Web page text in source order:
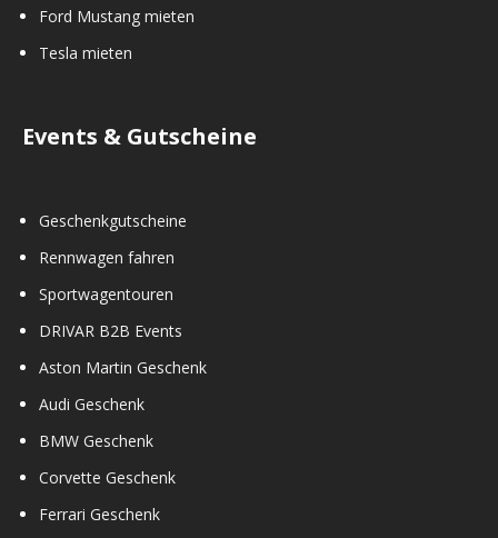
Ford Mustang mieten
Tesla mieten
Events & Gutscheine
Geschenkgutscheine
Rennwagen fahren
Sportwagentouren
DRIVAR B2B Events
Aston Martin Geschenk
Audi Geschenk
BMW Geschenk
Corvette Geschenk
Ferrari Geschenk